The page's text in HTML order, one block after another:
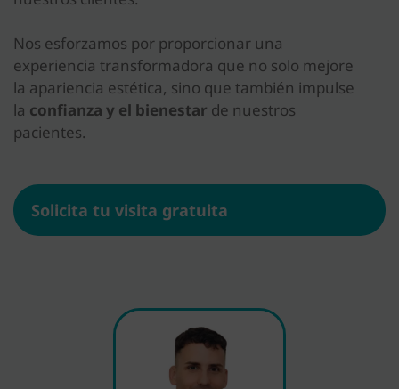
Nos esforzamos por proporcionar una
experiencia transformadora que no solo mejore
la apariencia estética, sino que también impulse
la confianza y el bienestar de nuestros
pacientes.
Solicita tu visita gratuita